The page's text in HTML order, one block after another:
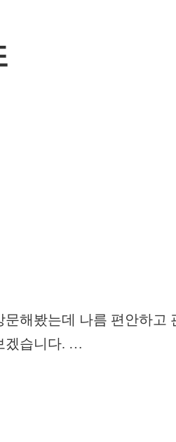
해봤는데 나름 편안하
겠습니다. …